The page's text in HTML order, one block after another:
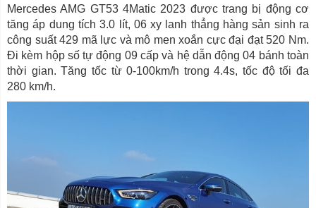
Mercedes AMG GT53 4Matic 2023 được trang bị động cơ
tăng áp dung tích 3.0 lít, 06 xy lanh thẳng hàng sản sinh ra
công suất 429 mã lực và mô men xoắn cực đại đạt 520 Nm.
Đi kèm hộp số tự động 09 cấp và hệ dẫn động 04 bánh toàn
thời gian. Tăng tốc từ 0-100km/h trong 4.4s, tốc độ tối đa
280 km/h.